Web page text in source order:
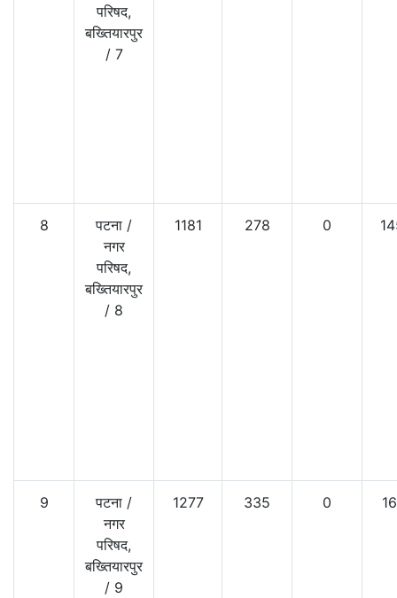
परिषद,
बख्तियारपुर
/ 7
8 पटना /
नगर
परिषद,
बख्तियारपुर
/ 8
1181 278 0
9 पटना /
नगर
परिषद,
बख्तियारपुर
/ 9
1277 335 0